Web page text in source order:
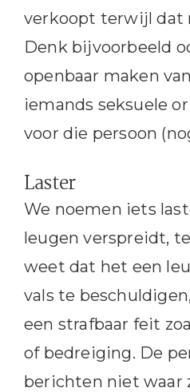
verkoopt terwijl dat
Denk bijvoorbeeld
openbaar maken
iemands seksuele
voor die persoon
Laster
We noemen iets
leugen verspreidt,
weet dat het een
vals te
een strafbaar feit
of bedreiging. De
berichten niet waar